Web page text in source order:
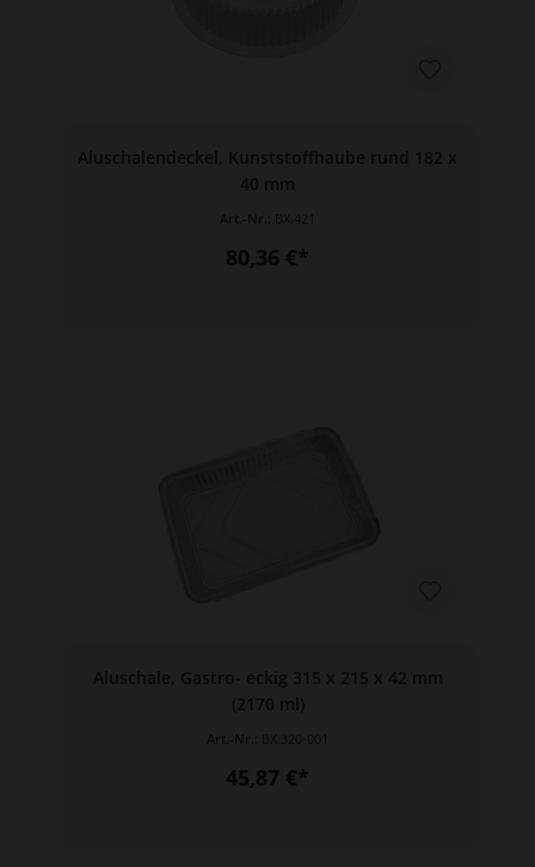
Aluschalendeckel, Kunststoffhaube rund 182 x
40 mm
Art.-Nr.: BX.421
80,36 €*
Aluschale, Gastro- eckig 315 x 215 x 42 mm
(2170 ml)
Art.-Nr.: BX.320-001
45,87 €*